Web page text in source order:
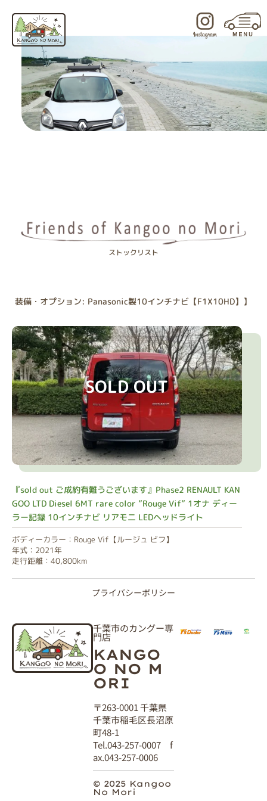
ストックリスト
装備・オプション: Panasonic製10インチナビ【F1X10HD】】
SOLD OUT
『sold out ご成約有難うございます』Phase2 RENAULT KAN
GOO LTD Diesel 6MT rare color ”Rouge Vif” 1オナ ディー
ラー記録 10インチナビ リアモ二 LEDヘッドライト
ボディーカラー：Rouge Vif【ルージュ ビフ】
年式：2021年
走行距離：40,800km
プライバシーポリシー
千葉市のカングー専
門店
KANGO
O NO M
ORI
〒263-0001 千葉県
千葉市稲毛区長沼原
町48-1
Tel.043-257-0007 f
ax.043-257-0006
© 2025 Kangoo
No Mori